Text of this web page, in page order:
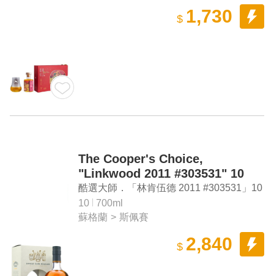
$ 1,730
The Cooper's Choice,
"Linkwood 2011 #303531" 10
Years Refilled Sherry Cask
Single Malt Scotch Whisky
酷選大師．「林肯伍德 2011 #303531」10
年 雪莉桶 單一麥芽威士忌
10
700ml
蘇格蘭 > 斯佩賽
$ 2,840